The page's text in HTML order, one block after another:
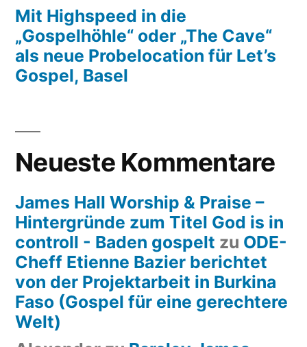
Mit Highspeed in die
„Gospelhöhle“ oder „The Cave“
als neue Probelocation für Let’s
Gospel, Basel
Neueste Kommentare
James Hall Worship & Praise –
Hintergründe zum Titel God is in
controll - Baden gospelt zu ODE-
Cheff Etienne Bazier berichtet
von der Projektarbeit in Burkina
Faso (Gospel für eine gerechtere
Welt)